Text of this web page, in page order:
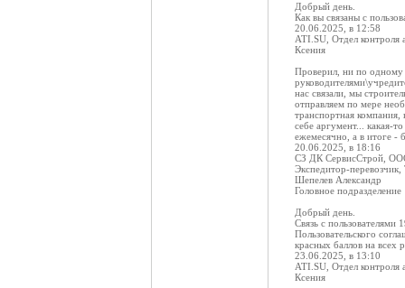
Добрый день.
Как вы связаны с
20.06.2025, в 12:58
ATI.SU, Отдел контроля
Ксения
Проверил, ни по одному
нас связали, мы
отправляем по мере
транспортная компания,
себе аргумент... какая-
ежемесячно, а в итоге -
20.06.2025, в 18:16
СЗ ДК СервисСтрой,
Экспедитор-перевозчик,
Шепелев Александр
Головное подразделение
Добрый день.
Связь с
Пользовательского
красных баллов на всех
23.06.2025, в 13:10
ATI.SU, Отдел контроля
Ксения